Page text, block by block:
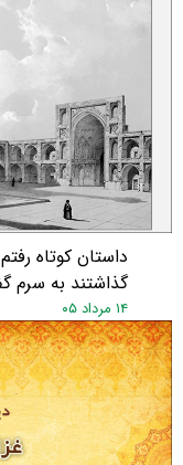
داستان کوتاه
گذاشتند به سرم
۱۴ مرداد ۰۵